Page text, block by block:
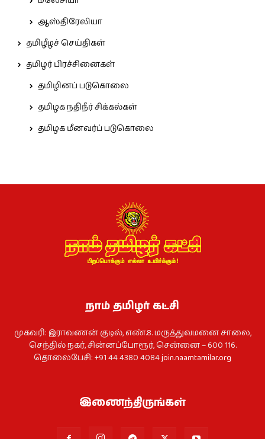
ஆஸ்திரேலியா
தமிழீழச் செய்திகள்
தமிழர் பிரச்சினைகள்
தமிழினப் படுகொலை
தமிழக நதிநீர் சிக்கல்கள்
தமிழக மீனவர்ப் படுகொலை
நாம் தமிழர் கட்சி
முகவரி: இராவணன் குடில், எண்.8. மருத்துவமனை சாலை,
செந்தில் நகர், சின்னப்போரூர், சென்னை – 600 116.
தொலைபேசி: +91 44 4380 4084join.naamtamilar.org
இணைந்திருங்கள்